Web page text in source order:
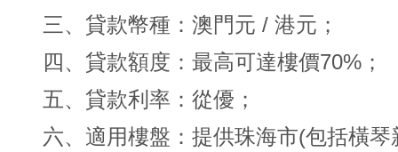
三、貸款幣種：澳門元 / 港元；
四、貸款額度：最高可達樓價70%；
五、貸款利率：從優；
六、適用樓盤：提供珠海市(包括橫